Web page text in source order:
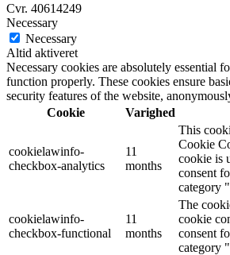
Cvr. 40614249
Necessary
Necessary
Altid aktiveret
Necessary cookies are absolutely essential
function properly. These cookies ensure
security features of the website,
Cookie
Varighed
cookielawinfo-
checkbox-analytics
11
months
This
Cookie
cookie is
consent
category
cookielawinfo-
checkbox-functional
11
months
The
cookie
consent
category